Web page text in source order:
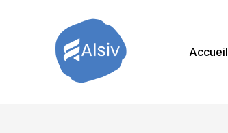
Accueil